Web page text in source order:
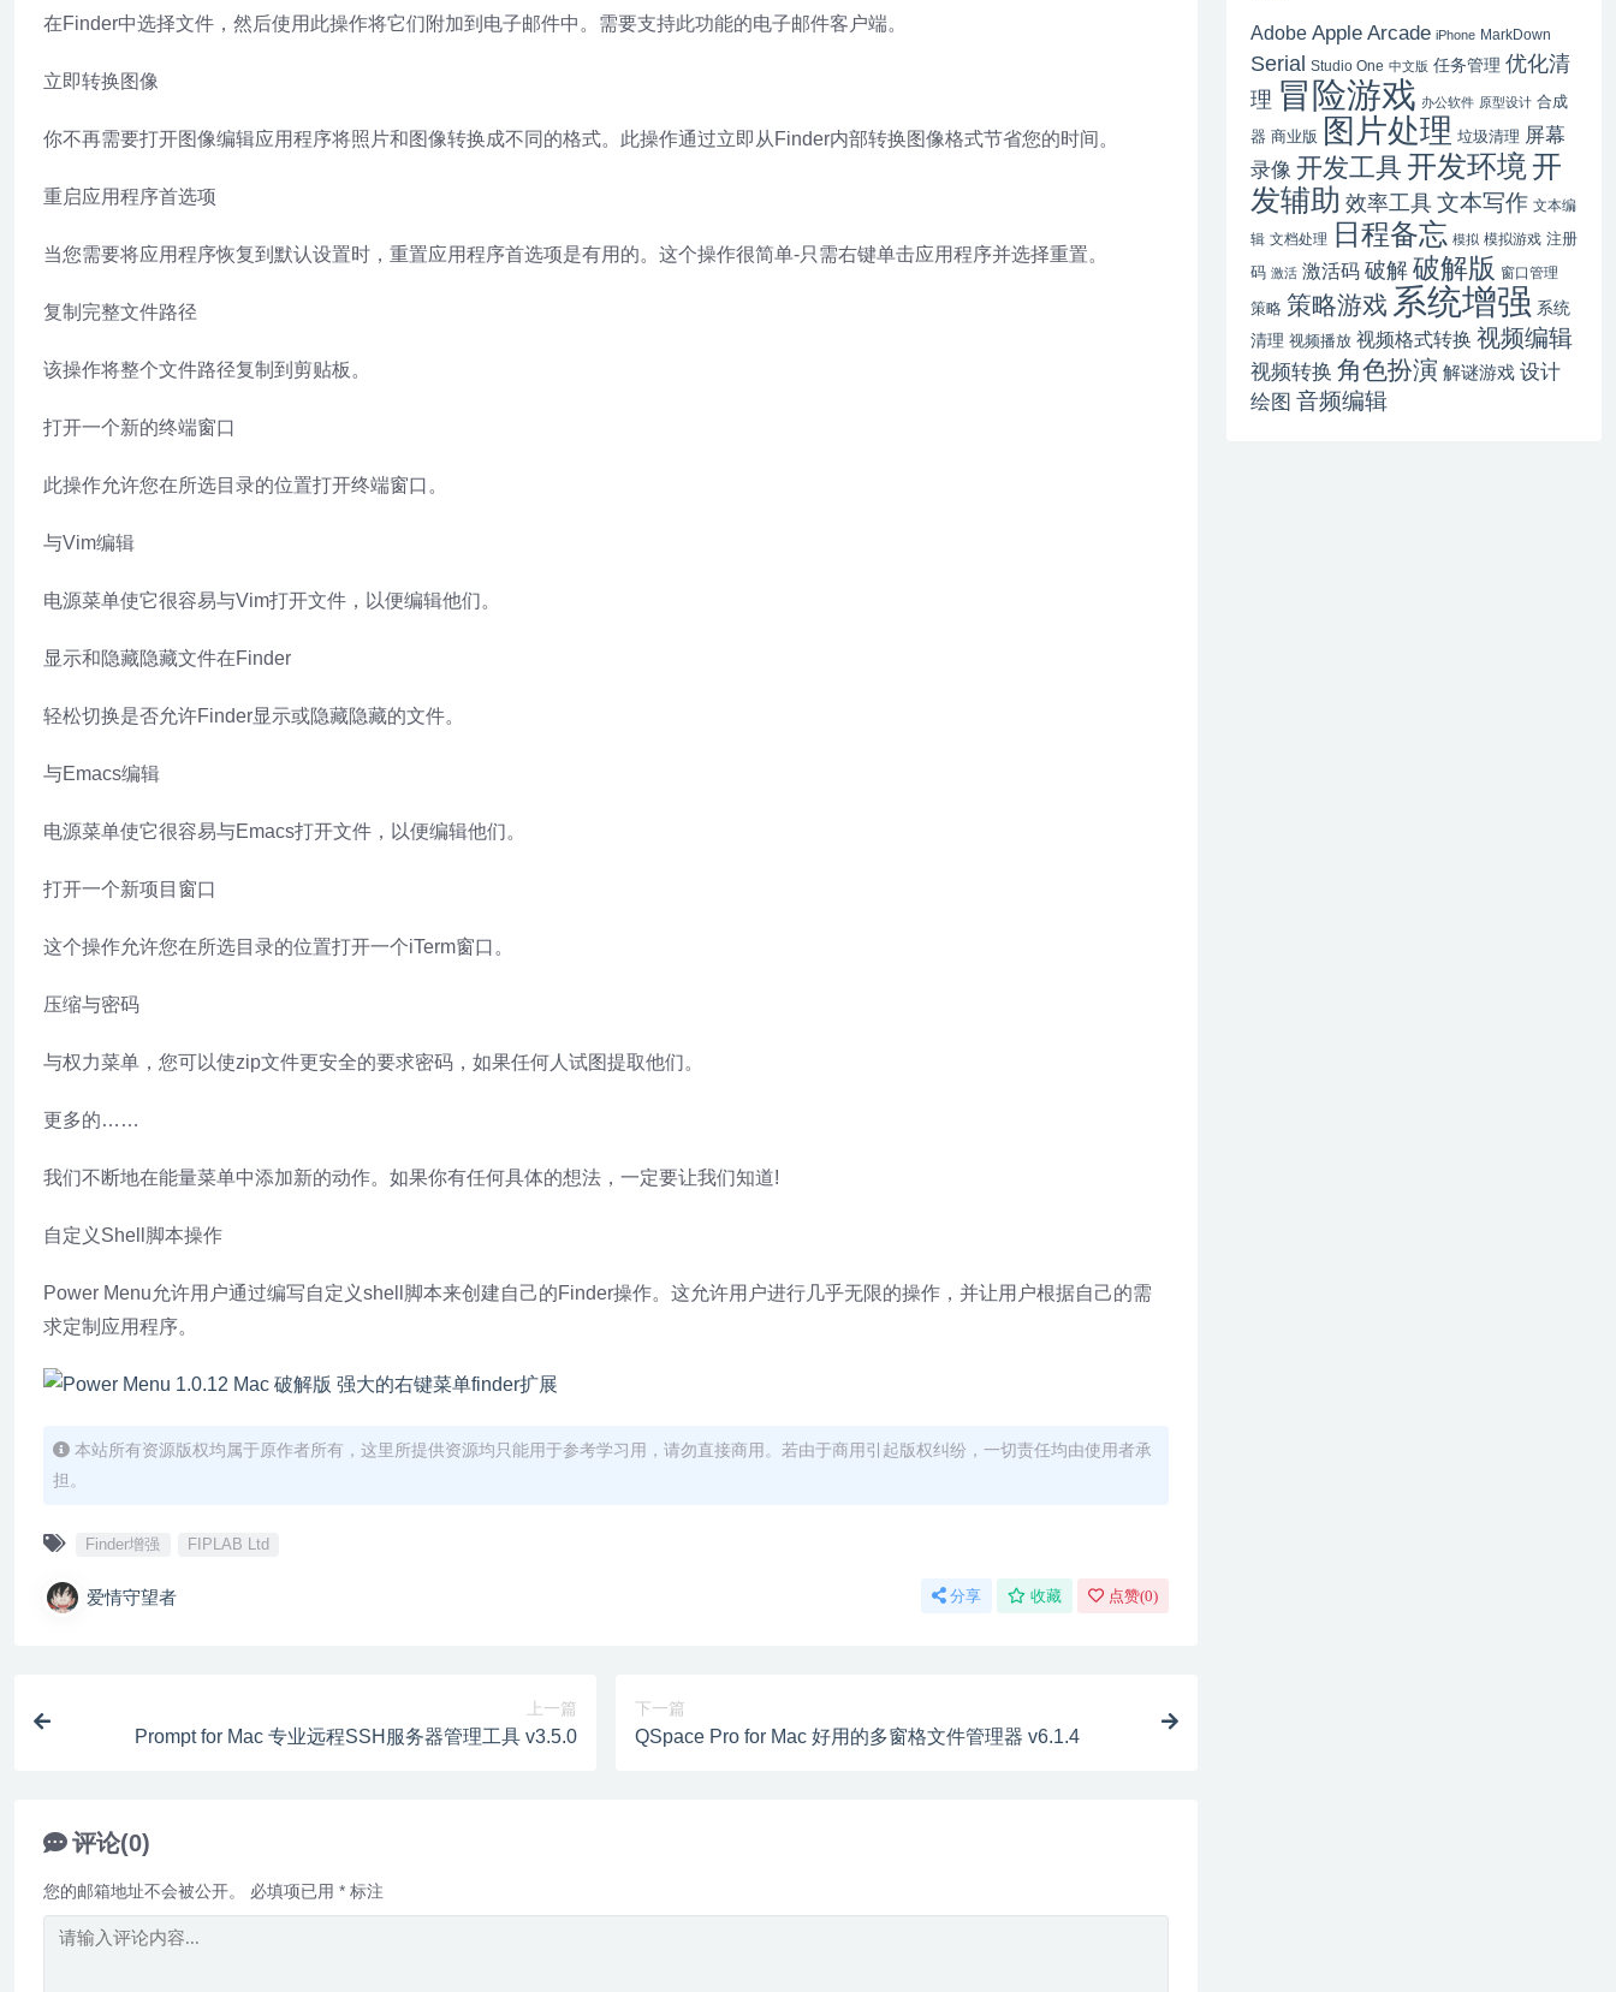
在Finder中选择文件，然后使用此操作将它们附加到电子邮件中。需要支持此功能的电子邮件客户端。
立即转换图像
你不再需要打开图像编辑应用程序将照片和图像转换成不同的格式。此操作通过立即从Finder内部转换图像格式节省您的时间。
重启应用程序首选项
当您需要将应用程序恢复到默认设置时，重置应用程序首选项是有用的。这个操作很简单-只需右键单击应用程序并选择重置。
复制完整文件路径
该操作将整个文件路径复制到剪贴板。
打开一个新的终端窗口
此操作允许您在所选目录的位置打开终端窗口。
与Vim编辑
电源菜单使它很容易与Vim打开文件，以便编辑他们。
显示和隐藏隐藏文件在Finder
轻松切换是否允许Finder显示或隐藏隐藏的文件。
与Emacs编辑
电源菜单使它很容易与Emacs打开文件，以便编辑他们。
打开一个新项目窗口
这个操作允许您在所选目录的位置打开一个iTerm窗口。
压缩与密码
与权力菜单，您可以使zip文件更安全的要求密码，如果任何人试图提取他们。
更多的……
我们不断地在能量菜单中添加新的动作。如果你有任何具体的想法，一定要让我们知道!
自定义Shell脚本操作
Power Menu允许用户通过编写自定义shell脚本来创建自己的Finder操作。这允许用户进行几乎无限的操作，并让用户根据自己的需
求定制应用程序。
本站所有资源版权均属于原作者所有，这里所提供资源均只能用于参考学习用，请勿直接商用。若由于商用引起版权纠纷，一切责任均由使用者承
担。
Finder增强 FIPLAB Ltd
爱情守望者 分享 收藏 点赞(0)
上一篇
Prompt for Mac 专业远程SSH服务器管理工具 v3.5.0
下一篇
QSpace Pro for Mac 好用的多窗格文件管理器 v6.1.4
评论(0)
您的邮箱地址不会被公开。 必填项已用 * 标注
Adobe Apple Arcade iPhone MarkDown
Serial Studio One 中文版 任务管理 优化清
理 冒险游戏 办公软件 原型设计 合成
器 商业版 图片处理 垃圾清理 屏幕
录像 开发工具 开发环境开
发辅助 效率工具 文本写作 文本编
辑 文档处理 日程备忘 模拟 模拟游戏 注册
码 激活 激活码 破解破解版 窗口管理
策略 策略游戏 系统增强 系统
清理 视频播放 视频格式转换 视频编辑
视频转换 角色扮演 解谜游戏 设计
绘图 音频编辑